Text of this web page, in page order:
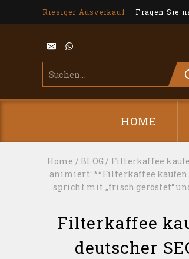
Riesiger Ausverkauf –Fragen Sie
HOME
Home / BLOG / Filterkaffee
animiert: **Filterkaffee kaufen
spricht mit „frisch geröstet“
Filterkaffee
deutscher